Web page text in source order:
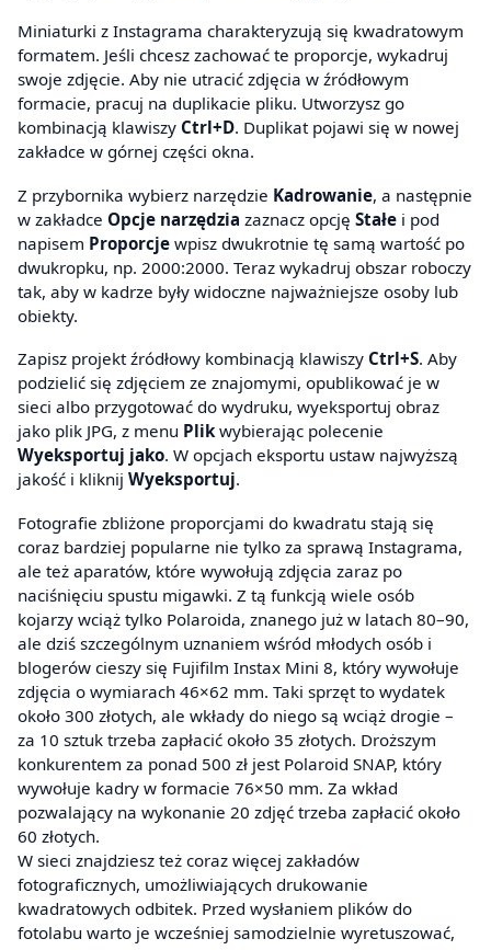
Miniaturki z Instagrama charakteryzują się kwadratowym
formatem. Jeśli chcesz zachować te proporcje, wykadruj
swoje zdjęcie. Aby nie utracić zdjęcia w źródłowym
formacie, pracuj na duplikacie pliku. Utworzysz go
kombinacją klawiszy Ctrl+D. Duplikat pojawi się w nowej
zakładce w górnej części okna.
Z przybornika wybierz narzędzie Kadrowanie, a następnie
w zakładce Opcje narzędzia zaznacz opcję Stałe i pod
napisem Proporcje wpisz dwukrotnie tę samą wartość po
dwukropku, np. 2000:2000. Teraz wykadruj obszar roboczy
tak, aby w kadrze były widoczne najważniejsze osoby lub
obiekty.
Zapisz projekt źródłowy kombinacją klawiszy Ctrl+S. Aby
podzielić się zdjęciem ze znajomymi, opublikować je w
sieci albo przygotować do wydruku, wyeksportuj obraz
jako plik JPG, z menu Plikwybierając polecenie
Wyeksportuj jako. W opcjach eksportu ustaw najwyższą
jakość i kliknij Wyeksportuj.
Fotografie zbliżone proporcjami do kwadratu stają się
coraz bardziej popularne nie tylko za sprawą Instagrama,
ale też aparatów, które wywołują zdjęcia zaraz po
naciśnięciu spustu migawki. Z tą funkcją wiele osób
kojarzy wciąż tylko Polaroida, znanego już w latach 80–90,
ale dziś szczególnym uznaniem wśród młodych osób i
blogerów cieszy się Fujifilm Instax Mini 8, który wywołuje
zdjęcia o wymiarach 46×62 mm. Taki sprzęt to wydatek
około 300 złotych, ale wkłady do niego są wciąż drogie –
za 10 sztuk trzeba zapłacić około 35 złotych. Droższym
konkurentem za ponad 500 zł jest Polaroid SNAP, który
wywołuje kadry w formacie 76×50 mm. Za wkład
pozwalający na wykonanie 20 zdjęć trzeba zapłacić około
60 złotych.
W sieci znajdziesz też coraz więcej zakładów
fotograficznych, umożliwiających drukowanie
kwadratowych odbitek. Przed wysłaniem plików do
fotolabu warto je wcześniej samodzielnie wyretuszować,